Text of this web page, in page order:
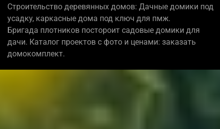
Строительство деревянных домов: Дачные домики под
усадку, каркасные дома под ключ для пмж.
Бригада плотников постороит садовые домики для
дачи. Каталог проектов с фото и ценами: заказать
домокомплект.